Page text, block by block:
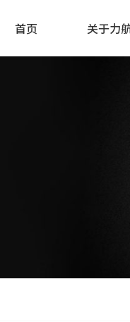
首页 关于力